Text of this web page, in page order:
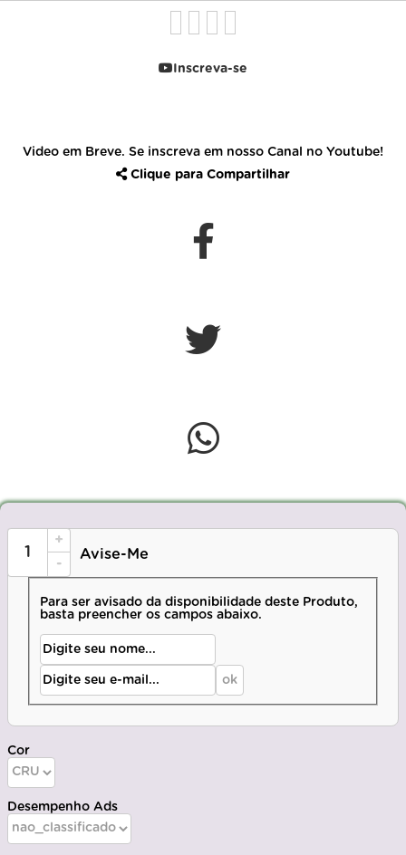
Inscreva-se
Video em Breve. Se inscreva em nosso Canal no Youtube!
Clique para Compartilhar
+
-
Avise-Me
Para ser avisado da disponibilidade deste Produto,
basta preencher os campos abaixo.
Cor
Desempenho Ads